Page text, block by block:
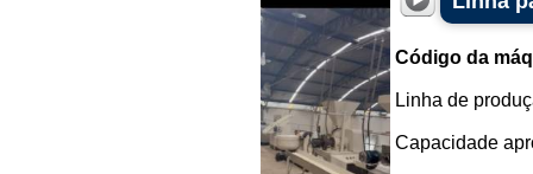
Código da
Linha de
Capacidade